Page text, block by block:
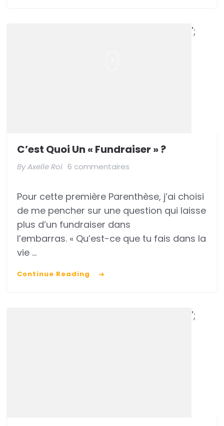
';
C’est Quoi Un « Fundraiser » ?
ByAxelle Roi 6 commentaires
quoi
un
« fundraiser »
Pour cette première Parenthèse, j’ai choisi
de me pencher sur une question qui laisse
plus d’un fundraiser dans
l’embarras. « Qu’est-ce que tu fais dans la
vie …
Continue Reading
';